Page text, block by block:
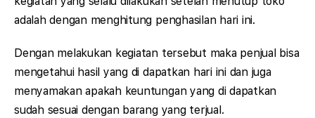
adalah dengan menghitung penghasilan hari ini.
Dengan melakukan kegiatan tersebut maka penjual bisa
mengetahui hasil yang di dapatkan hari ini dan juga
menyamakan apakah keuntungan yang di dapatkan
sudah sesuai dengan barang yang terjual.